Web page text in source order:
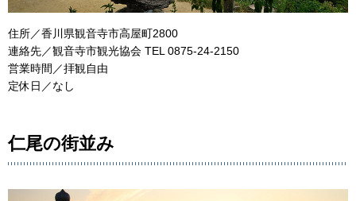
住所／香川県観音寺市高屋町2800
連絡先／観音寺市観光協会 TEL 0875-24-2150
営業時間／拝観自由
定休日／なし
仁尾の街並み